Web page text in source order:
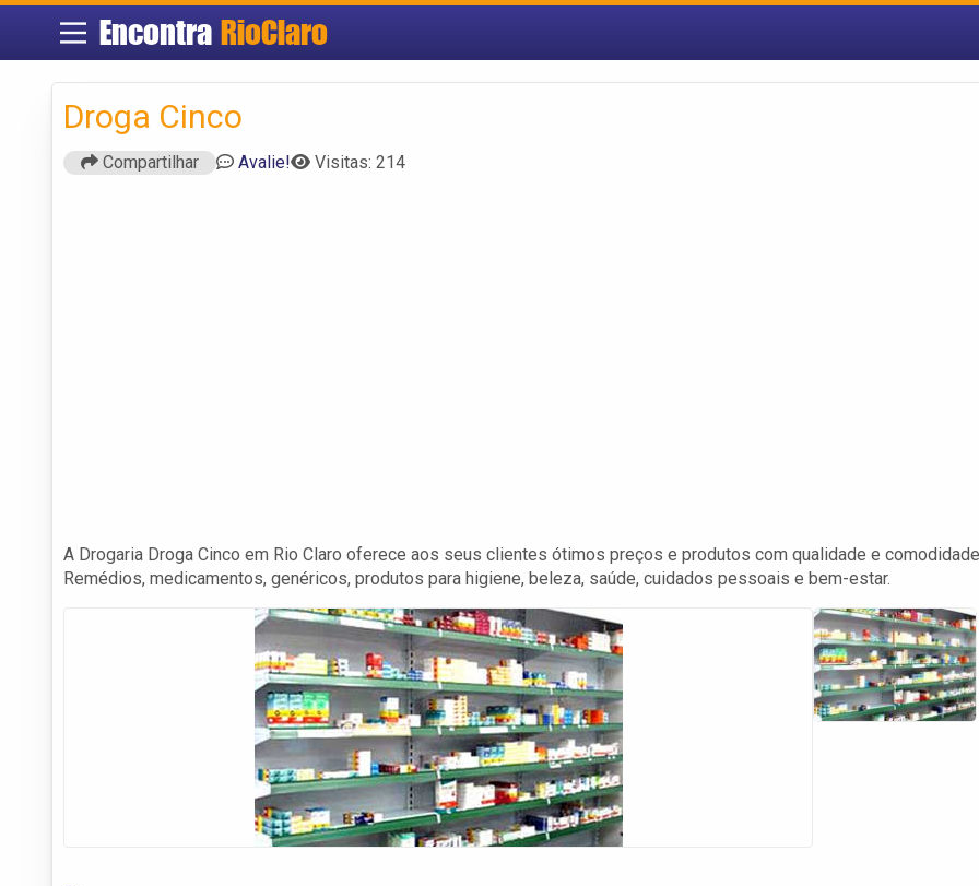
Encontra RioClaro
Droga Cinco
Compartilhar Avalie! Visitas: 214
A Drogaria Droga Cinco em Rio Claro oferece aos seus clientes ótimos preços e produtos com qualidade e
Remédios, medicamentos, genéricos, produtos para higiene, beleza, saúde, cuidados pessoais e bem-estar.